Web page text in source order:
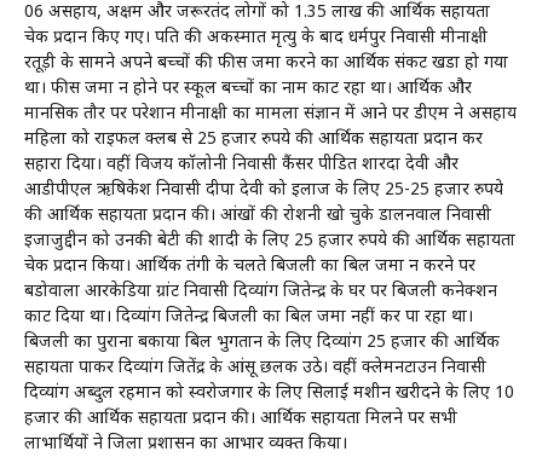
06 असहाय, अक्षम और जरूरतंद लोगों को 1.35 लाख की आर्थिक सहायता
चेक प्रदान किए गए। पति की अकस्मात मृत्यु के बाद धर्मपुर निवासी मीनाक्षी
रतूड़ी के सामने अपने बच्चों की फीस जमा करने का आर्थिक संकट खडा हो गया
था। फीस जमा न होने पर स्कूल बच्चों का नाम काट रहा था। आर्थिक और
मानसिक तौर पर परेशान मीनाक्षी का मामला संज्ञान में आने पर डीएम ने असहाय
महिला को राइफल क्लब से 25 हजार रुपये की आर्थिक सहायता प्रदान कर
सहारा दिया। वहीं विजय कॉलोनी निवासी कैंसर पीडित शारदा देवी और
आडीपीएल ऋषिकेश निवासी दीपा देवी को इलाज के लिए 25-25 हजार रुपये
की आर्थिक सहायता प्रदान की। आंखों की रोशनी खो चुके डालनवाल निवासी
इजाजुद्दीन को उनकी बेटी की शादी के लिए 25 हजार रुपये की आर्थिक सहायता
चेक प्रदान किया। आर्थिक तंगी के चलते बिजली का बिल जमा न करने पर
बडोवाला आरकेडिया ग्रांट निवासी दिव्यांग जितेन्द्र के घर पर बिजली कनेक्शन
काट दिया था। दिव्यांग जितेन्द्र बिजली का बिल जमा नहीं कर पा रहा था।
बिजली का पुराना बकाया बिल भुगतान के लिए दिव्यांग 25 हजार की आर्थिक
सहायता पाकर दिव्यांग जितेंद्र के आंसू छलक उठे। वहीं क्लेमनटाउन निवासी
दिव्यांग अब्दुल रहमान को स्वरोजगार के लिए सिलाई मशीन खरीदने के लिए 10
हजार की आर्थिक सहायता प्रदान की। आर्थिक सहायता मिलने पर सभी
लाभार्थियों ने जिला प्रशासन का आभार व्यक्त किया।